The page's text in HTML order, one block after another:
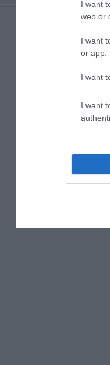
I want
web or
I want
or app.
I want
I want